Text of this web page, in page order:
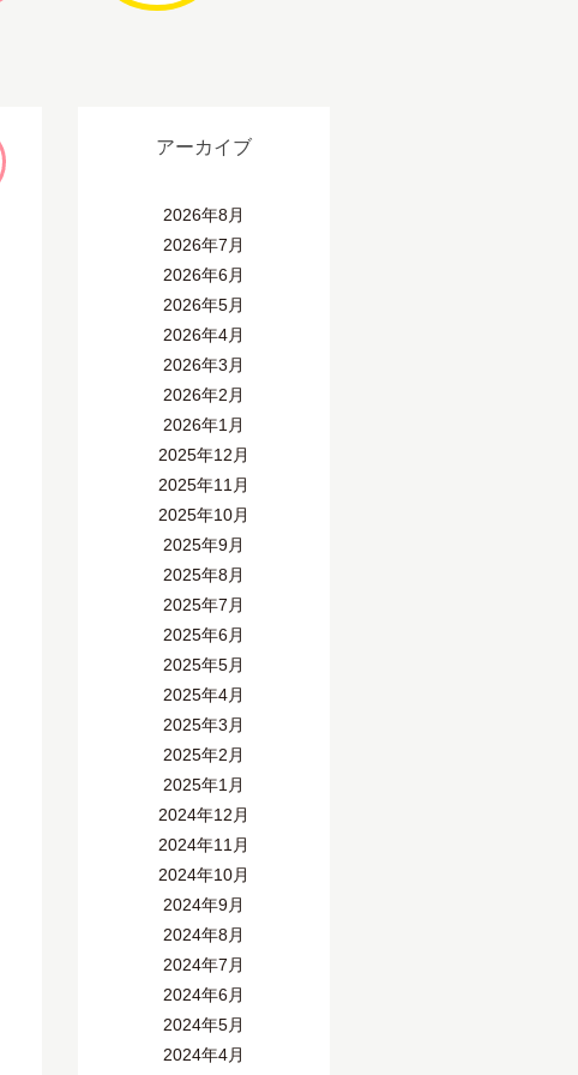
アーカイブ
2026年8月
2026年7月
2026年6月
2026年5月
2026年4月
2026年3月
2026年2月
2026年1月
2025年12月
2025年11月
2025年10月
2025年9月
2025年8月
2025年7月
2025年6月
2025年5月
2025年4月
2025年3月
2025年2月
2025年1月
2024年12月
2024年11月
2024年10月
2024年9月
2024年8月
2024年7月
2024年6月
2024年5月
2024年4月